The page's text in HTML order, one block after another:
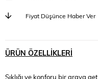
Fiyat Düşünce Haber Ver
ÜRÜN ÖZELLIKLERI
Şıklığı ve konforu bir araya